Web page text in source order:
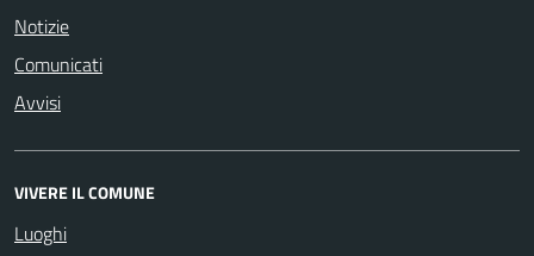
Notizie
Comunicati
Avvisi
VIVERE IL COMUNE
Luoghi